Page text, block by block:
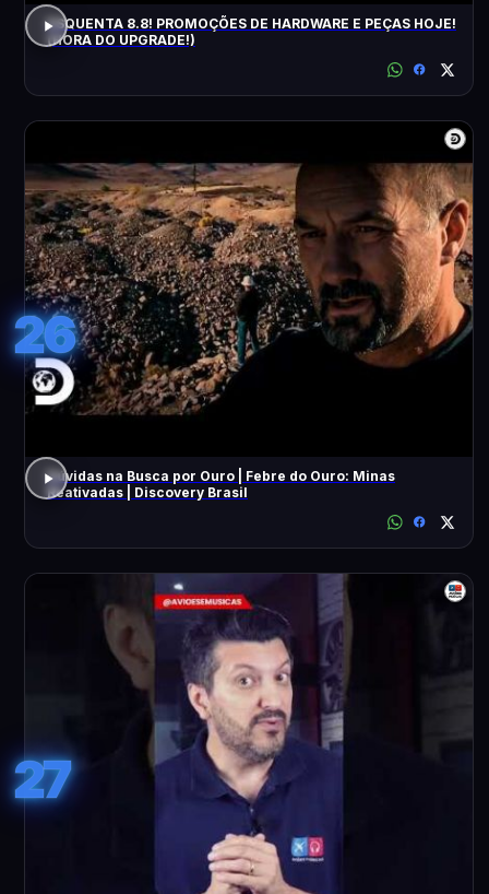
ESQUENTA 8.8! PROMOÇÕES DE HARDWARE E PEÇAS HOJE!
(HORA DO UPGRADE!)
26
Dúvidas na Busca por Ouro | Febre do Ouro: Minas
Reativadas | Discovery Brasil
27